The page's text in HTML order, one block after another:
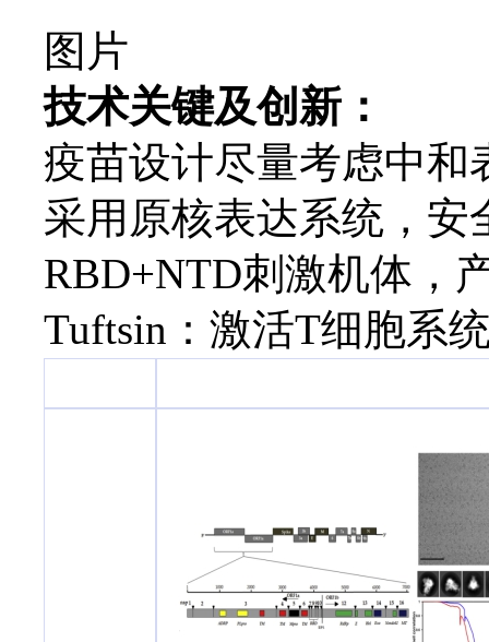
图片
技术关键及创新 ：
疫苗设计尽量考虑中和
采用原核表达系统，安
RBD+NTD刺激机体，
Tuftsin： 激活T细胞系